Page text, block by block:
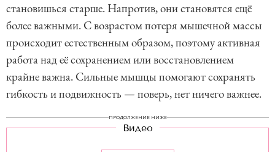
становишься старше. Напротив, они становятся ещё
более важными. С возрастом потеря мышечной массы
происходит естественным образом, поэтому активная
работа над её сохранением или восстановлением
крайне важна. Сильные мышцы помогают сохранять
гибкость и подвижность — поверь, нет ничего важнее.
ПРОДОЛЖЕНИЕ НИЖЕ
Видео